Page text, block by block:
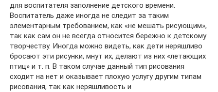
для воспитателя заполнение детского времени.
Воспитатель даже иногда не следит за таким
элементарным требованием, как «не мешать рисующим»,
так как сам он не всегда относится бережно к детскому
творчеству. Иногда можно видеть, как дети неряшливо
бросают эти рисунки, мнут их, делают из них «летающих
птиц» и т. п. В таком случае данный тип рисования
сходит на нет и оказывает плохую услугу другим типам
рисования, так как неряшливость и